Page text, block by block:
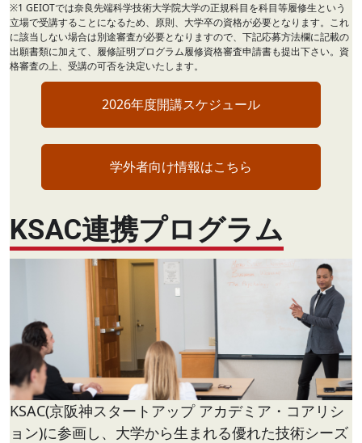
※1 GEIOTでは奈良先端科学技術大学院大学の正規科目を科目等履修生という
立場で受講することになるため、原則、大学卒の資格が必要となります。これ
に該当しない場合は別途審査が必要となりますので、下記応募方法欄に記載の
出願書類に加えて、履修証明プログラム履修資格審査申請書も提出下さい。資
格審査の上、受講の可否を決定いたします。
2026年度開講スケジュール
学外者向け情報はこちら
KSAC連携プログラム
KSAC(京阪神スタートアップ アカデミア・コアリシ
ョン)に参画し、大学から生まれる優れた技術シーズ